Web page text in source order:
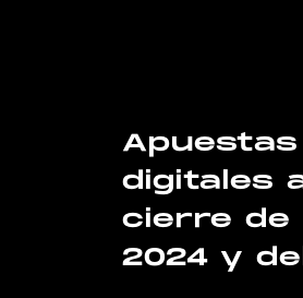
Apuestas
digitales
cierre de
2024 y